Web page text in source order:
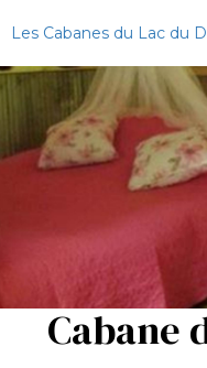
Les Cabanes du Lac du
Cabane